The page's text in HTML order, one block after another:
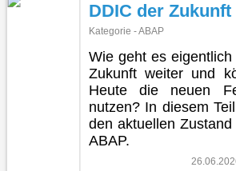
DDIC der Zukunft
Kategorie - ABAP
Wie geht es
Zukunft weiter und
Heute die neuen
nutzen? In diesem
den aktuellen
ABAP.